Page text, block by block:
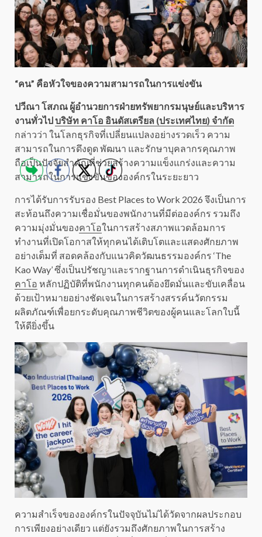
“คน” คือหัวใจของความสามารถในการแข่งขัน
ปวีณา โสภณ ผู้อำนวยการฝ่ายทรัพยากรมนุษย์และบริหาร
งานทั่วไปบริษัท คาโอ อินดัสเตรียล (ประเทศไทย) จำกัด
กล่าวว่า ในโลกธุรกิจที่เปลี่ยนแปลงอย่างรวดเร็ว ความ
สามารถในการดึงดูด พัฒนา และรักษาบุคลากรคุณภาพ
ถือเป็นปัจจัยสำคัญที่ช่วยสร้างความแข็งแกร่งและความ
สามารถในการแข่งขันขององค์กรในระยะยาว
การได้รับการรับรอง Best Places to Work 2026 จึงเป็นการ
สะท้อนถึงความเชื่อมั่นของพนักงานที่มีต่อองค์กร รวมถึง
ความมุ่งมั่นของคาโอในการสร้างสภาพแวดล้อมการ
ทำงานที่เปิดโอกาสให้ทุกคนได้เติบโตและแสดงศักยภาพ
อย่างเต็มที่ สอดคล้องกับแนวคิดวัฒนธรรมองค์กร ‘The
Kao Way’ ซึ่งเป็นปรัชญาและรากฐานการดำเนินธุรกิจของ
คาโอ หลักปฏิบัติที่พนักงานทุกคนต้องยึดมั่นและขับเคลื่อน
ด้วยเป้าหมายอย่างชัดเจนในการสร้างสรรค์นวัตกรรม
ผลิตภัณฑ์เพื่อยกระดับคุณภาพชีวิตของผู้คนและโลกใบนี้
ให้ดียิ่งขึ้น
ความสำเร็จขององค์กรในปัจจุบันไม่ได้วัดจากผลประกอบ
การเพียงอย่างเดียว แต่ยังรวมถึงศักยภาพในการสร้าง